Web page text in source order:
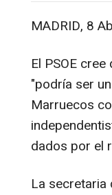
MADRID, 8
El PSOE
"podría ser
Marruecos
dados por el
La secretaria